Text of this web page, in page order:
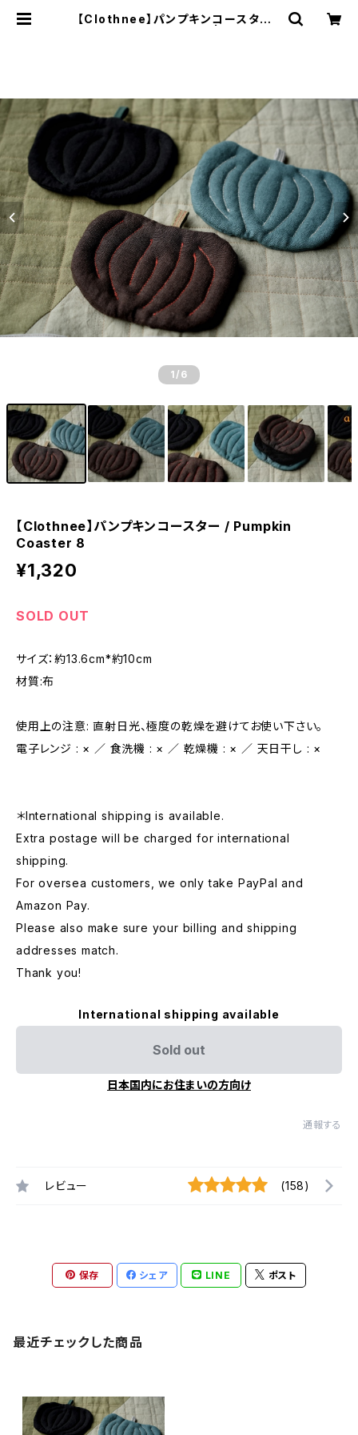
【Clothnee】パンプキンコースター /
1 /6
【Clothnee】パンプキンコースター / Pumpkin
Coaster 8
¥1,320
SOLD OUT
サイズ：約13.6cm*約10cm
材質:布
使用上の注意: 直射日光、極度の乾燥を避けてお使い下さい。
電子レンジ : × ／ 食洗機 : × ／ 乾燥機 : × ／ 天日干し : ×
＊International shipping is available.
Extra postage will be charged for international
shipping.
For oversea customers, we only take PayPal and
Amazon Pay.
Please also make sure your billing and shipping
addresses match.
Thank you!
International shipping available
Sold out
日本国内にお住まいの方向け
通報する
レビュー (158)
保存 シェア LINE ポスト
最近チェックした商品